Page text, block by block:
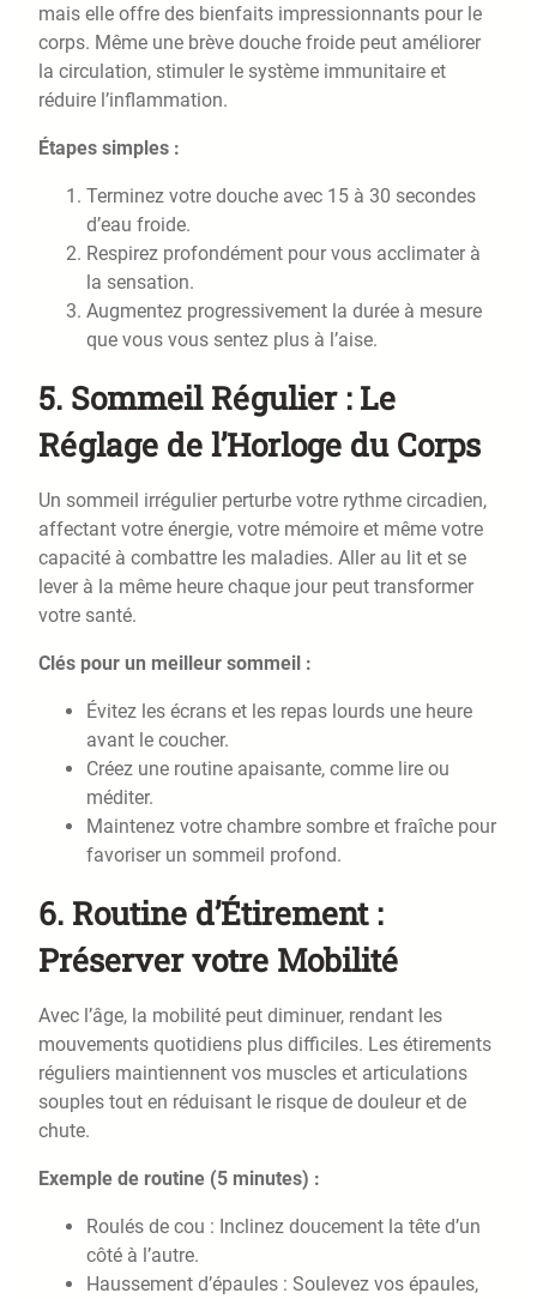
mais elle offre des bienfaits impressionnants pour le
corps. Même une brève douche froide peut améliorer
la circulation, stimuler le système immunitaire et
réduire l’inflammation.
Étapes simples :
Terminez votre douche avec 15 à 30 secondes
d’eau froide.
Respirez profondément pour vous acclimater à
la sensation.
Augmentez progressivement la durée à mesure
que vous vous sentez plus à l’aise.
5. Sommeil Régulier : Le
Réglage de l’Horloge du Corps
Un sommeil irrégulier perturbe votre rythme circadien,
affectant votre énergie, votre mémoire et même votre
capacité à combattre les maladies. Aller au lit et se
lever à la même heure chaque jour peut transformer
votre santé.
Clés pour un meilleur sommeil :
Évitez les écrans et les repas lourds une heure
avant le coucher.
Créez une routine apaisante, comme lire ou
méditer.
Maintenez votre chambre sombre et fraîche pour
favoriser un sommeil profond.
6. Routine d’Étirement :
Préserver votre Mobilité
Avec l’âge, la mobilité peut diminuer, rendant les
mouvements quotidiens plus difficiles. Les étirements
réguliers maintiennent vos muscles et articulations
souples tout en réduisant le risque de douleur et de
chute.
Exemple de routine (5 minutes) :
Roulés de cou : Inclinez doucement la tête d’un
côté à l’autre.
Haussement d’épaules : Soulevez vos épaules,